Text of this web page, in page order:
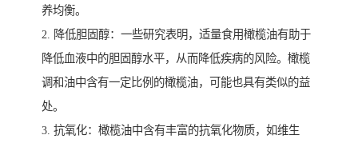
养均衡。
2. 降低胆固醇：一些研究表明，适量食用橄榄油有助于
降低血液中的胆固醇水平，从而降低疾病的风险。橄榄
调和油中含有一定比例的橄榄油，可能也具有类似的益
处。
3. 抗氧化：橄榄油中含有丰富的抗氧化物质，如维生